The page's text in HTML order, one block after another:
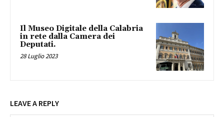
Il Museo Digitale della Calabria
in rete dalla Camera dei
Deputati.
28 Luglio 2023
LEAVE A REPLY